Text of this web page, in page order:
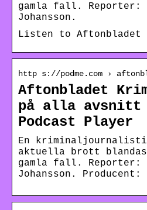
gamla fall. Reporter:
Johansson.
Listen to Aftonbladet
http s://podme.com ›
Aftonbladet
på alla avsnitt |
Podcast Player
En
aktuella brott
gamla fall. Reporter:
Johansson. Producent: